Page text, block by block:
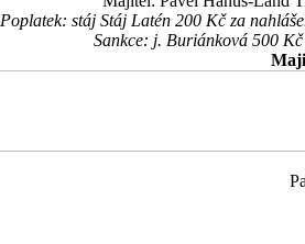
Poplatek: stáj Stáj Latén 200 Kč za
Sankce: j. Buriánková 500